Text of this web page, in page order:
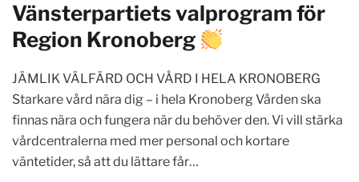
Vänsterpartiets valprogram för
Region Kronoberg
JÄMLIK VÄLFÄRD OCH VÅRD I HELA KRONOBERG
Starkare vård nära dig – i hela Kronoberg Vården ska
finnas nära och fungera när du behöver den. Vi vill stärka
vårdcentralerna med mer personal och kortare
väntetider, så att du lättare får…